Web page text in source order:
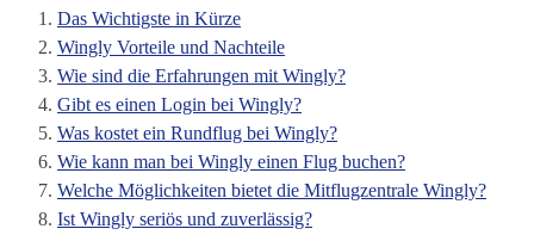
Das Wichtigste in Kürze
Wingly Vorteile und Nachteile
Wie sind die Erfahrungen mit Wingly?
Gibt es einen Login bei Wingly?
Was kostet ein Rundflug bei Wingly?
Wie kann man bei Wingly einen Flug buchen?
Welche Möglichkeiten bietet die Mitflugzentrale Wingly?
Ist Wingly seriös und zuverlässig?